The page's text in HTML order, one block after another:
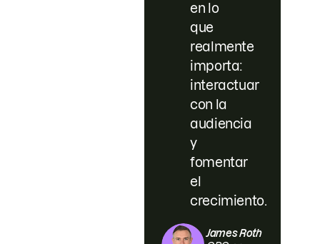
en lo
que
realmente
importa:
interactuar
con la
audiencia
y
fomentar
el
crecimiento.
James Roth